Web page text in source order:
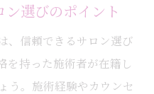
選びのポイント
、信頼できるサロン選び
を持った施術者が在籍し
う。施術経験やカウンセ